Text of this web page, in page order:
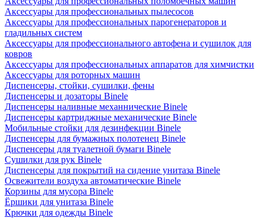
Аксессуары для профессиональных пылесосов
Аксессуары для профессиональных парогенераторов и
гладильных систем
Аксессуары для профессионального автофена и сушилок для
ковров
Аксессуары для профессиональных аппаратов для химчистки
Аксессуары для роторных машин
Диспенсеры, стойки, сушилки, фены
Диспенсеры и дозаторы Binele
Диспенсеры наливные механнические Binele
Диспенсеры картриджные механические Binele
Мобильные стойки для дезинфекции Binele
Диспенсеры для бумажных полотенец Binele
Диспенсеры для туалетной бумаги Binele
Сушилки для рук Binele
Диспенсеры для покрытий на сидение унитаза Binele
Освежители воздуха автоматические Binele
Корзины для мусора Binele
Ёршики для унитаза Binele
Крючки для одежды Binele